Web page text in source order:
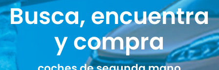
Busca, encuentra
y compra